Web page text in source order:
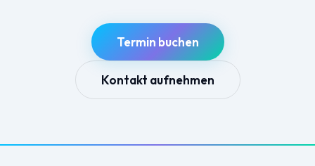
Termin buchen
Kontakt aufnehmen